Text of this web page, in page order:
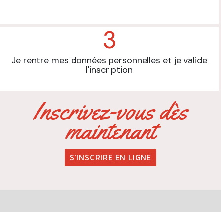
3
Je rentre mes données personnelles et je valide
l'inscription
Inscrivez-vous dès
maintenant
S'INSCRIRE EN LIGNE